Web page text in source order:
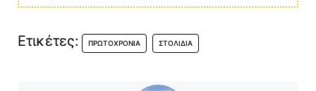
Ετικέτες: ΠΡΩΤΟΧΡΟΝΙΆ ΣΤΟΛΊΔΙΑ